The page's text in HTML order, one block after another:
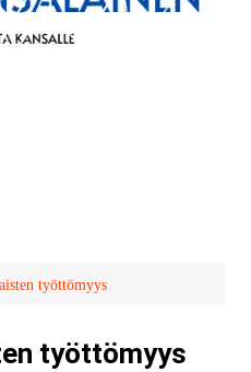
työttömyys
työttömyys